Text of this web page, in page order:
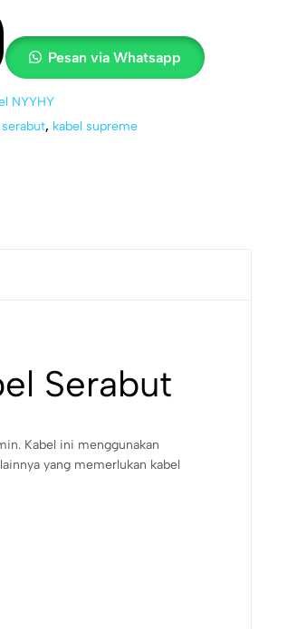
Pesan via Whatsapp
NYYHY
serabut, kabel supreme
Serabut
Kabel ini menggunakan
yang memerlukan kabel